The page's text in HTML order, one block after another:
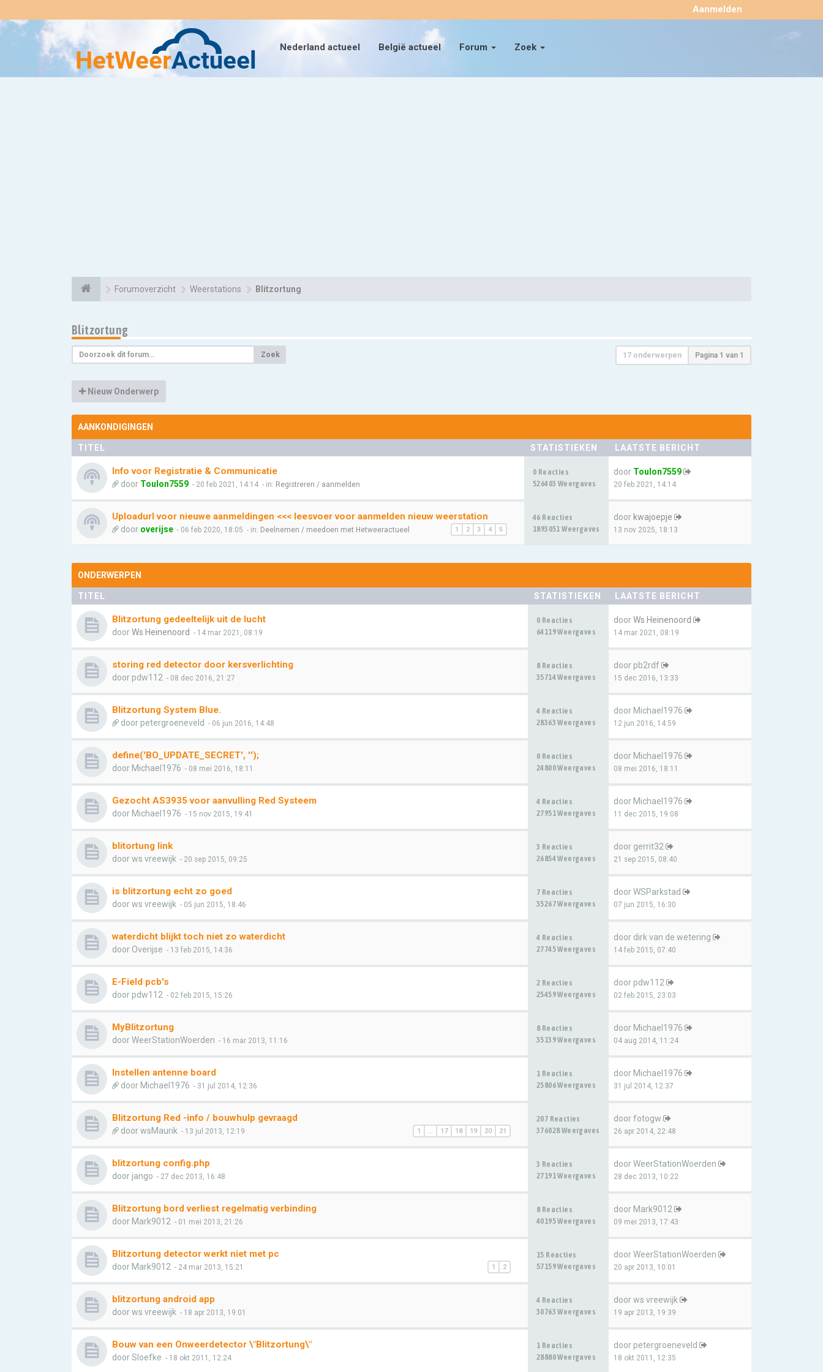
Nederland actueel België actueel Forum Zoek
Aanmelden ×
Forumoverzicht Weerstations Blitzortung
Blitzortung
Zoek 17 onderwerpen Pagina 1 van 1
Nieuw Onderwerp
AANKONDIGINGEN
TITEL STATISTIEKEN LAATSTE BERICHT
Info voor Registratie & Communicatie
door Toulon7559 - 20 feb 2021, 14:14 - in: Registreren / aanmelden
0 Reacties
526403 Weergaves
door Toulon7559
20 feb 2021, 14:14
Uploadurl voor nieuwe aanmeldingen <<< leesvoer voor aanmelden nieuw weerstation
1 2 3 4 5
door overijse - 06 feb 2020, 18:05 - in: Deelnemen / meedoen met Hetweeractueel
46 Reacties
1893051 Weergaves
door kwajoepje
13 nov 2025, 18:13
ONDERWERPEN
TITEL STATISTIEKEN LAATSTE BERICHT
Blitzortung gedeeltelijk uit de lucht
doorWs Heinenoord - 14 mar 2021, 08:19
0 Reacties
64119 Weergaves
doorWs Heinenoord
14 mar 2021, 08:19
storing red detector door kersverlichting
door pdw112 - 08 dec 2016, 21:27
8 Reacties
35714 Weergaves
door pb2rdf
15 dec 2016, 13:33
Blitzortung System Blue.
doorpetergroeneveld - 06 jun 2016, 14:48
4 Reacties
28363 Weergaves
door Michael1976
12 jun 2016, 14:59
define('BO_UPDATE_SECRET', '');
door Michael1976 - 08 mei 2016, 18:11
0 Reacties
24800 Weergaves
door Michael1976
08 mei 2016, 18:11
Gezocht AS3935 voor aanvulling Red Systeem
door Michael1976 - 15 nov 2015, 19:41
4 Reacties
27951 Weergaves
door Michael1976
11 dec 2015, 19:08
blitortung link
doorws vreewijk - 20 sep 2015, 09:25
3 Reacties
26854 Weergaves
door gerrit32
21 sep 2015, 08:40
is blitzortung echt zo goed
doorws vreewijk - 05 jun 2015, 18:46
7 Reacties
35267 Weergaves
doorWSParkstad
07 jun 2015, 16:30
waterdicht blijkt toch niet zo waterdicht
door Overijse - 13 feb 2015, 14:36
4 Reacties
27745 Weergaves
door dirk van de wetering
14 feb 2015, 07:40
E-Field pcb's
doorpdw112 - 02 feb 2015, 15:26
2 Reacties
25459 Weergaves
doorpdw112
02 feb 2015, 23:03
MyBlitzortung
doorWeerStationWoerden - 16 mar 2013, 11:16
8 Reacties
35139 Weergaves
door Michael1976
04 aug 2014, 11:24
Instellen antenne board
door Michael1976 - 31 jul 2014, 12:36
1 Reacties
25806 Weergaves
door Michael1976
31 jul 2014, 12:37
Blitzortung Red -info / bouwhulp gevraagd
1 … 17 18 19 20 21
doorwsMaurik - 13 jul 2013, 12:19
207 Reacties
376028 Weergaves
doorfotogw
26 apr 2014, 22:48
blitzortung config.php
doorjango - 27 dec 2013, 16:48
3 Reacties
27191 Weergaves
doorWeerStationWoerden
28 dec 2013, 10:22
Blitzortung bord verliest regelmatig verbinding
door Mark9012 - 01 mei 2013, 21:26
8 Reacties
40195 Weergaves
door Mark9012
09 mei 2013, 17:43
Blitzortung detector werkt niet met pc
1 2
door Mark9012 - 24 mar 2013, 15:21
15 Reacties
57159 Weergaves
doorWeerStationWoerden
20 apr 2013, 10:01
blitzortung android app
doorws vreewijk - 18 apr 2013, 19:01
4 Reacties
30763 Weergaves
doorws vreewijk
19 apr 2013, 19:39
Bouw van een Onweerdetector \"Blitzortung\"
doorSloefke - 18 okt 2011, 12:24
1 Reacties
28880 Weergaves
doorpetergroeneveld
18 okt 2011, 12:35